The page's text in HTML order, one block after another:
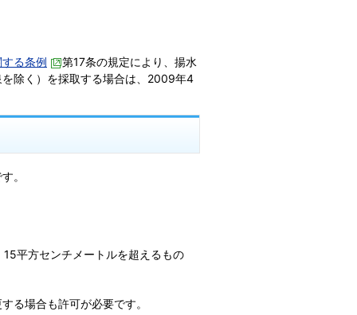
る条例
第17条の規定により、揚水
除く）を採取する場合は、2009年4
。
平方センチメートルを超えるもの
る場合も許可が必要です。